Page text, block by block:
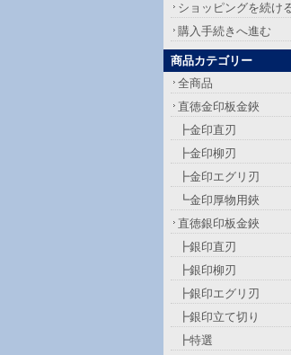
ショッピングを続け
購入手続きへ進む
商品カテゴリー
全商品
直徳金印板金鋏
┣金印直刃
┣金印柳刃
┣金印エグリ刃
┗金印厚物用鋏
直徳銀印板金鋏
┣銀印直刃
┣銀印柳刃
┣銀印エグリ刃
┣銀印立て切り
┣特選